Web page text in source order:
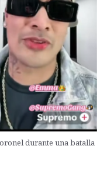
durante una batalla